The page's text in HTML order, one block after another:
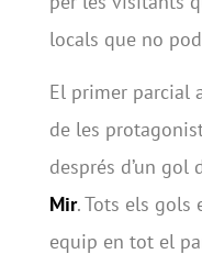
locals que no
El primer parcial
de les
després d’un gol
Mir. Tots els
equip en tot el